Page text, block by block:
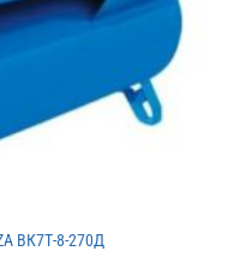
ВК7Т-8-270Д